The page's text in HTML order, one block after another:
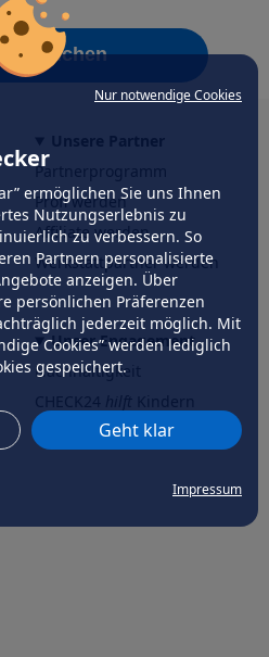
Nur notwendige Cookies
ermöglichen Sie uns Ihnen
Nutzungserlebnis zu
zu verbessern. So
Partnern personalisierte
anzeigen. Über
persönlichen Präferenzen
jederzeit möglich. Mit
Cookies” werden lediglich
gespeichert.
Geht klar
Impressum
versuchen
Partnerprogramm
Profi werden
Affiliate werden
Werkstattpartner werden
Unser Engagement
Nachhaltigkeit
CHECK24hilftder Natur